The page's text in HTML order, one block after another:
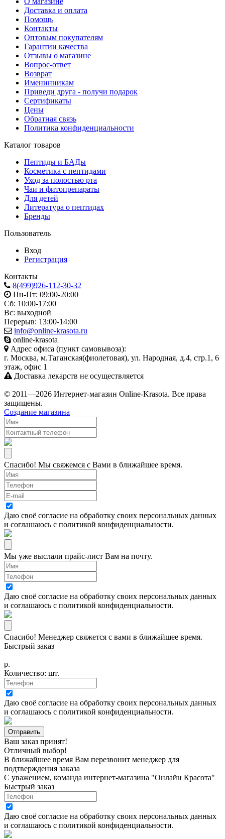
Доставка и оплата
Помощь
Контакты
Оптовым покупателям
Гарантии качества
Отзывы о магазине
Вопрос-ответ
Возврат
Именинникам
Приведи друга - получи подарок
Сертификаты
Цены
Обратная связь
Политика конфиденциальности
Каталог товаров
Пептиды и БАДы
Косметика с пептидами
Уход за полостью рта
Чаи и фитопрепараты
Для детей
Литература о пептидах
Бренды
Пользователь
Вход
Регистрация
Контакты
8(499)926-112-30-32
Пн-Пт: 09:00-20:00
Сб: 10:00-17:00
Вс: выходной
Перерыв: 13:00-14:00
info@online-krasota.ru
online-krasota
Адрес офиса (пункт самовывоза):
г. Москва, м.Таганская(фиолетовая), ул. Народная, д.4, стр.1, 6
этаж, офис 1
Доставка лекарств не осуществляется
© 2011—2026 Интернет-магазин Online-Krasota. Все права
защищены.
Создание магазина
Спасибо! Мы свяжемся с Вами в ближайшее время.
Даю своё согласие на обработку своих персональных данных
и соглашаюсь с политикой конфиденциальности.
Мы уже выслали прайс-лист Вам на почту.
Даю своё согласие на обработку своих персональных данных
и соглашаюсь с политикой конфиденциальности.
Спасибо! Менеджер свяжется с вами в ближайшее время.
Быстрый заказ
р.
Количество: шт.
Даю своё согласие на обработку своих персональных данных
и соглашаюсь с политикой конфиденциальности.
Ваш заказ принят!
Отличный выбор!
В ближайшее время Вам перезвонит менеджер для
подтверждения заказа
С уважением, команда интернет-магазина "Онлайн Красота"
Быстрый заказ
Даю своё согласие на обработку своих персональных данных
и соглашаюсь с политикой конфиденциальности.